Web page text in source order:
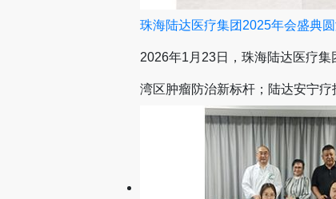
珠海陆达医疗集团2025年会盛典
2026年1月23日，珠海陆达医疗
湾区肿瘤防治新标杆；陆达安宁疗